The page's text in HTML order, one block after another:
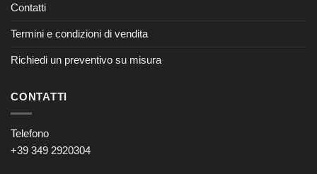
Contatti
Termini e condizioni di vendita
Richiedi un preventivo su misura
CONTATTI
Telefono
+39 349 2920304